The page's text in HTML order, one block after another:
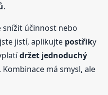
.
snížit účinnost nebo
jistí, aplikujte postřiky
držet jednoduchý
má smysl, ale